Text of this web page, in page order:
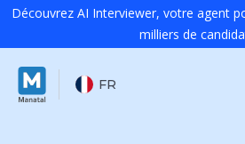
Découvrez AI Interviewer, votre agent
milliers de
FR